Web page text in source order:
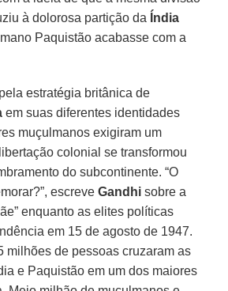
à dolorosa partição da Índia
Paquistão acabasse com a
estratégia britânica de
em suas diferentes identidades
muçulmanos exigiram um
colonial se transformou
do subcontinente. “O
escreveGandhi sobre a
enquanto as elites políticas
em 15 de agosto de 1947.
milhões de pessoas cruzaram as
e Paquistão em um dos maiores